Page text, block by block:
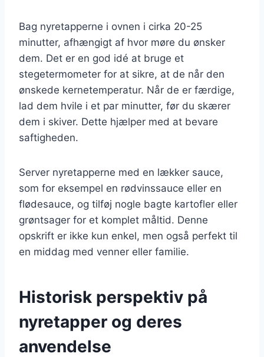
Bag nyretapperne i ovnen i cirka 20-25
minutter, afhængigt af hvor møre du ønsker
dem. Det er en god idé at bruge et
stegetermometer for at sikre, at de når den
ønskede kernetemperatur. Når de er færdige,
lad dem hvile i et par minutter, før du skærer
dem i skiver. Dette hjælper med at bevare
saftigheden.
Server nyretapperne med en lækker sauce,
som for eksempel en rødvinssauce eller en
flødesauce, og tilføj nogle bagte kartofler eller
grøntsager for et komplet måltid. Denne
opskrift er ikke kun enkel, men også perfekt til
en middag med venner eller familie.
Historisk perspektiv på
nyretapper og deres
anvendelse